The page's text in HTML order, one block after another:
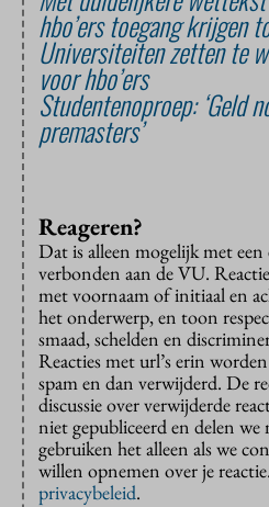
hbo’ers toegang krijgen
Universiteiten zetten te
voor hbo’ers
Studentenoproep: ‘Geld
premasters’
Reageren?
Dat is alleen mogelijk met een
verbonden aan de VU.
met voornaam of initiaal en
het onderwerp, en toon
smaad, schelden en
Reacties met url’s erin
spam en dan verwijderd. De
discussie over verwijderde
niet gepubliceerd en delen
gebruiken het alleen als we
willen opnemen over je
privacybeleid.